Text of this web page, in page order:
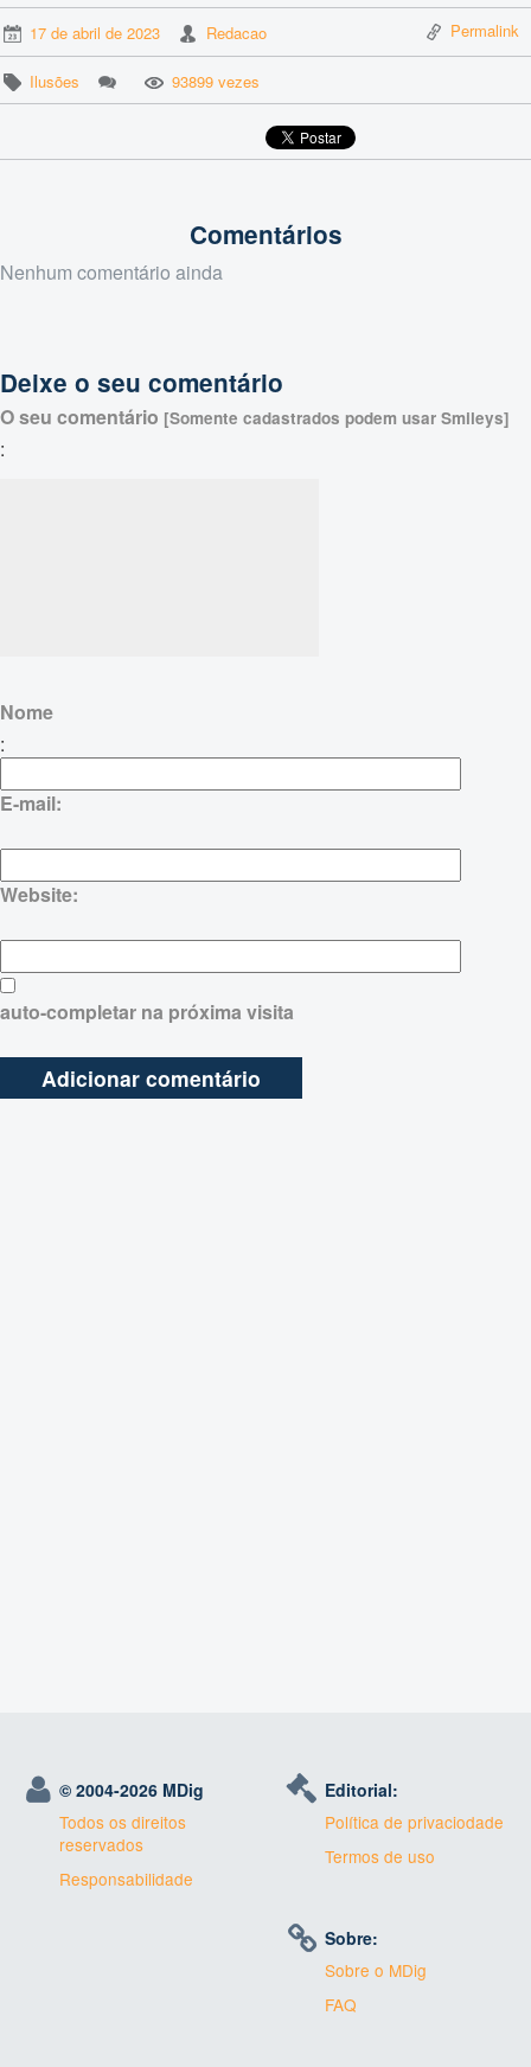
17 de abril de 2023 Redacao Permalink
Ilusões 93899 vezes
Comentários
Nenhum comentário ainda
Deixe o seu comentário
O seu comentário [Somente cadastrados podem usar Smileys]
:
Nome
:
E-mail:
Website:
auto-completar na próxima visita
© 2004-2026 MDig
Todos os direitos
reservados
Responsabilidade
Editorial:
Política de privaciodade
Termos de uso
Sobre:
Sobre o MDig
FAQ